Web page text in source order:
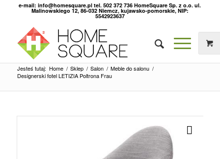
e-mail: info@homesquare.pl tel. 502 372 736 HomeSquare Sp. z o.o. ul.
Malinowskiego 12, 86-032 Niemcz, kujawsko-pomorskie, NIP:
5542923637
Jesteś tutaj: Home / Sklep / Salon / Meble do salonu /
Designerski fotel LETIZIA Poltrona Frau